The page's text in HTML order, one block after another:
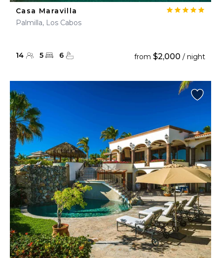
Casa Maravilla
Palmilla, Los Cabos
14 5 6 from $2,000 / night